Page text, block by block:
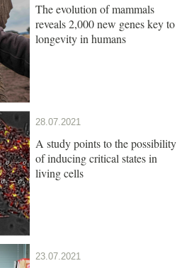
The evolution of mammals
reveals 2,000 new genes key to
longevity in humans
28.07.2021
A study points to the possibility
of inducing critical states in
living cells
23.07.2021